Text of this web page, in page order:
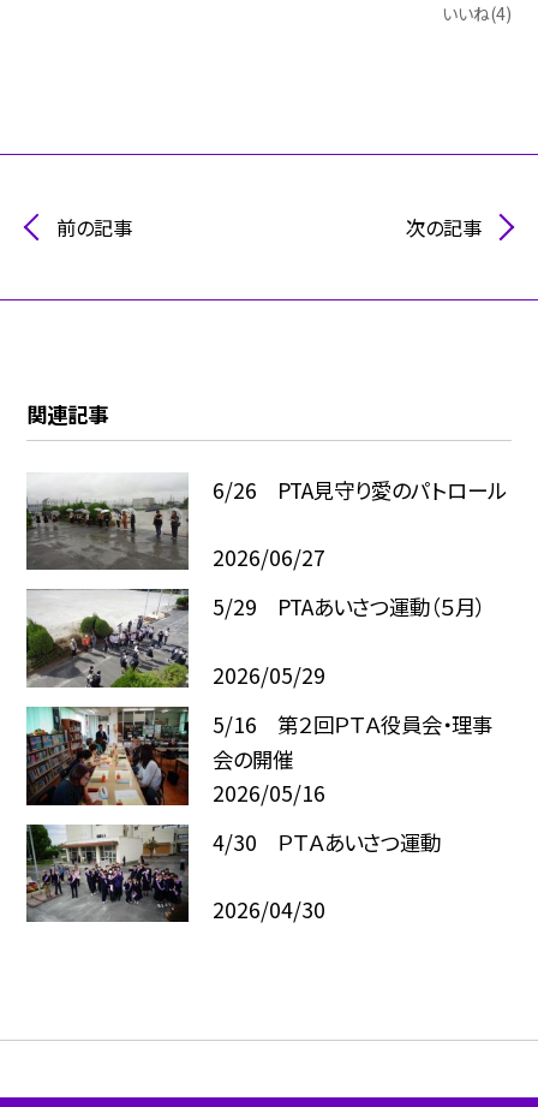
いいね(4)
前の記事 次の記事
関連記事
6/26 PTA見守り愛のパトロール
2026/06/27
5/29 PTAあいさつ運動（５月）
2026/05/29
5/16 第２回ＰＴＡ役員会・理事
会の開催
2026/05/16
4/30 ＰＴＡあいさつ運動
2026/04/30